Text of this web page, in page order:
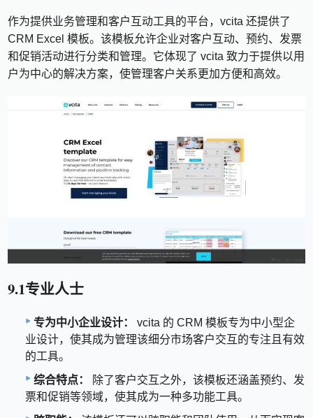
作为提供业务管理和客户互动工具的平台，vcita 还提供了
CRM Excel 模板。该模板允许企业对客户互动、预约、发票
和促销活动进行分类和管理。它体现了 vcita 致力于提供以用
户为中心的解决方案，使管理客户关系更加方便和高效。
9.1专业人士
专为中小企业设计：
vcita 的 CRM 模板专为中小型企
业设计，使其成为管理该细分市场客户交互的专注且有效
的工具。
综合特点：
除了客户交互之外，该模板还涵盖预约、发
票和促销等领域，使其成为一种多功能工具。